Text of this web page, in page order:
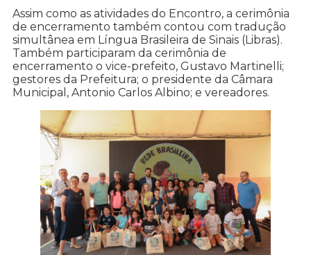
Assim como as atividades do Encontro, a cerimônia
de encerramento também contou com tradução
simultânea em Língua Brasileira de Sinais (Libras).
Também participaram da cerimônia de
encerramento o vice-prefeito, Gustavo Martinelli;
gestores da Prefeitura; o presidente da Câmara
Municipal, Antonio Carlos Albino; e vereadores.